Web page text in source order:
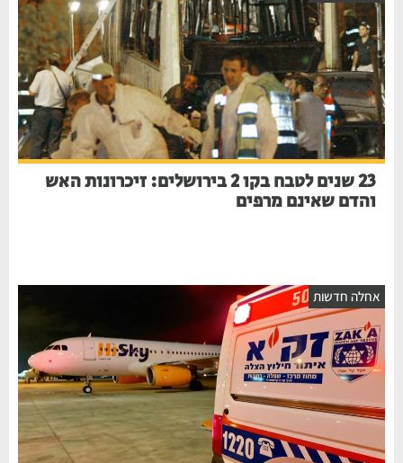
23 שנים לטבח בקו 2 בירושלים: זיכרונות האש
והדם שאינם מרפים
אחלה חדשות